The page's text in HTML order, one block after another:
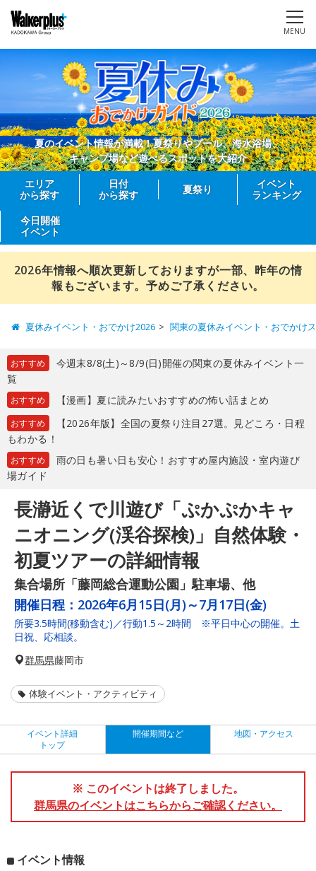
MENU
夏のイベント情報が満載！夏祭りやプール、海水浴場、
キャンプ場など遊べるスポットを大紹介
エリア
から探す
日付
から探す
夏祭り
イベント
ランキング
今日開催
イベント
2026年情報へ順次更新しておりますが一部、昨年の情
報もございます。予めご了承ください。
夏休みイベント・おでかけ2026 関東の夏休みイベント・おでかけ
おすすめ
今週末8/8(土)～8/9(日)開催の関東の夏休みイベント一
覧
おすすめ 【漫画】夏に読みたいおすすめの怖い話まとめ
おすすめ
【2026年版】全国の夏祭り注目27選。見どころ・日程
もわかる！
おすすめ
雨の日も暑い日も安心！おすすめ屋内施設・室内遊び
場ガイド
長瀞近くで川遊び「ぷかぷかキャ
ニオニング(渓谷探検)」自然体験・
初夏ツアーの詳細情報
集合場所「藤岡総合運動公園」駐車場、他
開催日程： 2026年6月15日(月)～7月17日(金)
所要3.5時間(移動含む)／行動1.5～2時間 ※平日中心の開催。土
日祝、応相談。
群馬県藤岡市
体験イベント・アクティビティ
イベント詳細
トップ
開催期間など 地図・アクセス
※ このイベントは終了しました。
群馬県のイベントはこちらからご確認ください。
イベント情報